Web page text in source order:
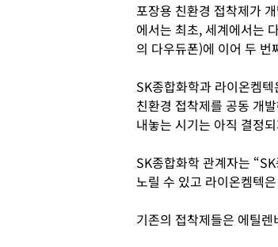
포장용 친환경 접착제가
에서는 최초, 세계에서는
의 다우듀폰)에 이어 두 번
SK종합화학과 라이온켐
친환경 접착제를 공동 개
내놓는 시기는 아직 결정
SK종합화학 관계자는
노릴 수 있고 라이온켐텍
기존의 접착제들은 에틸